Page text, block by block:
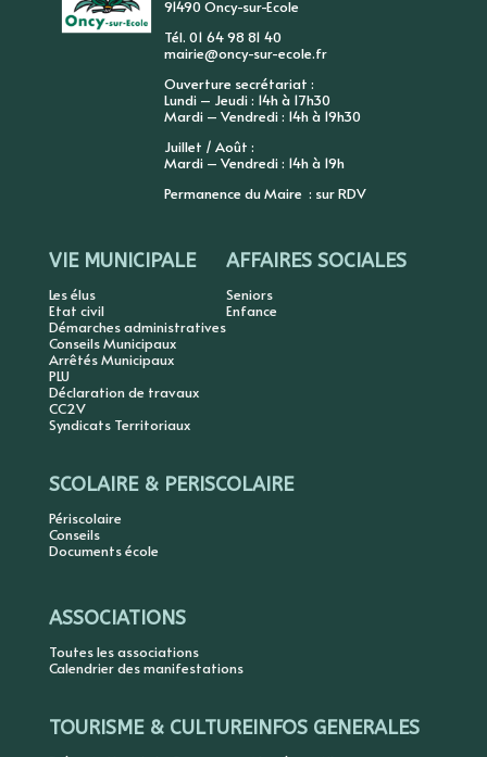
91490 Oncy-sur-Ecole
Tél. 01 64 98 81 40
mairie@oncy-sur-ecole.fr
Ouverture secrétariat :
Lundi – Jeudi : 14h à 17h30
Mardi – Vendredi : 14h à 19h30
Juillet / Août :
Mardi – Vendredi : 14h à 19h
Permanence du Maire : sur RDV
VIE MUNICIPALE
Les élus
Etat civil
Démarches administratives
Conseils Municipaux
Arrêtés Municipaux
PLU
Déclaration de travaux
CC2V
Syndicats Territoriaux
AFFAIRES SOCIALES
Seniors
Enfance
SCOLAIRE & PERISCOLAIRE
Périscolaire
Conseils
Documents école
ASSOCIATIONS
Toutes les associations
Calendrier des manifestations
TOURISME & CULTUREINFOS GENERALES